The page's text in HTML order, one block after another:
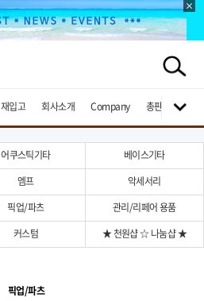
재입고 회사소개 Company 총판브랜드
어쿠스틱기타
베이스기타
엠프
악세서리
픽업/파츠
관리/리페어 용품
커스텀
★ 천원샵 ☆ 나눔샵 ★
픽업/파츠